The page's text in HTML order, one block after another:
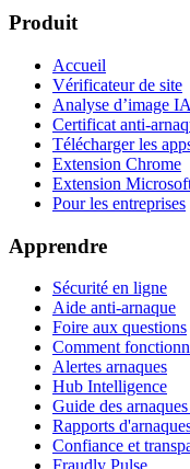
Produit
Accueil
Vérificateur de site
Analyse d’image IA
Certificat anti-
Télécharger les
Extension Chrome
Extension
Pour les entreprises
Apprendre
Sécurité en ligne
Aide anti-arnaque
Foire aux questions
Comment
Alertes arnaques
Hub Intelligence
Guide des
Rapports
Confiance et